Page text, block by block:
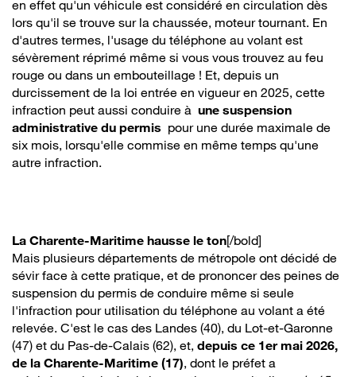
en effet qu'un véhicule est considéré en circulation dès
lors qu'il se trouve sur la chaussée, moteur tournant. En
d'autres termes, l'usage du téléphone au volant est
sévèrement réprimé même si vous vous trouvez au feu
rouge ou dans un embouteillage ! Et, depuis un
durcissement de la loi entrée en vigueur en 2025, cette
infraction peut aussi conduire à une suspension
administrative du permis pour une durée maximale de
six mois, lorsqu'elle commise en même temps qu'une
autre infraction.
La Charente-Maritime hausse le ton[/bold]
Mais plusieurs départements de métropole ont décidé de
sévir face à cette pratique, et de prononcer des peines de
suspension du permis de conduire même si seule
l'infraction pour utilisation du téléphone au volant a été
relevée. C'est le cas des Landes (40), du Lot-et-Garonne
(47) et du Pas-de-Calais (62), et, depuis ce 1er mai 2026,
de la Charente-Maritime (17), dont le préfet a